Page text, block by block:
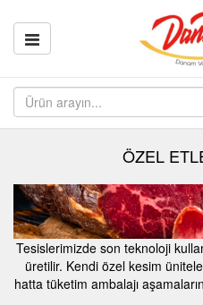
ÖZEL
Tesislerimizde son teknoloji
üretilir. Kendi özel kesim
hatta tüketim ambalajı